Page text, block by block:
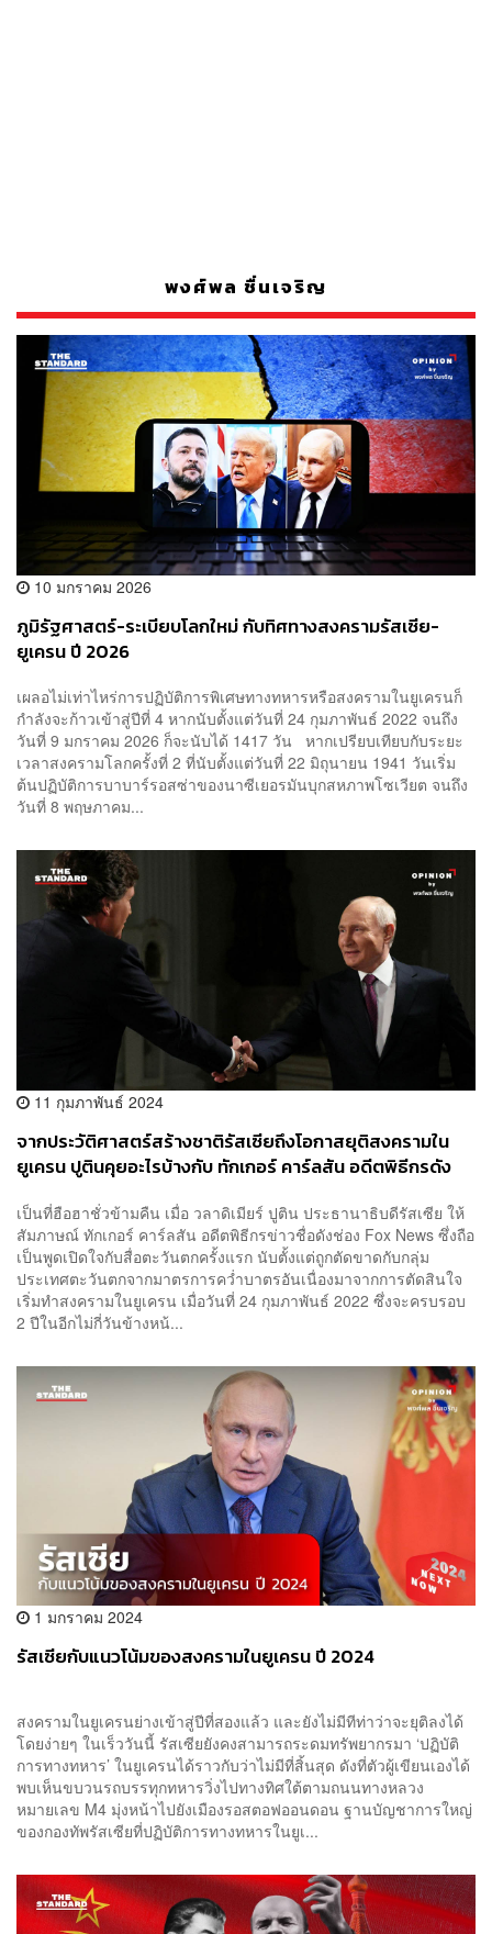
พงศ์พล ชื่นเจริญ
10 มกราคม 2026
ภูมิรัฐศาสตร์-ระเบียบโลกใหม่ กับทิศทางสงครามรัสเซีย-
ยูเครน ปี 2026
เผลอไม่เท่าไหร่การปฏิบัติการพิเศษทางทหารหรือสงครามในยูเครนก็
กำลังจะก้าวเข้าสู่ปีที่ 4 หากนับตั้งแต่วันที่ 24 กุมภาพันธ์ 2022 จนถึง
วันที่ 9 มกราคม 2026 ก็จะนับได้ 1417 วัน หากเปรียบเทียบกับระยะ
เวลาสงครามโลกครั้งที่ 2 ที่นับตั้งแต่วันที่ 22 มิถุนายน 1941 วันเริ่ม
ต้นปฏิบัติการบาบาร์รอสซ่าของนาซีเยอรมันบุกสหภาพโซเวียต จนถึง
วันที่ 8 พฤษภาคม...
11 กุมภาพันธ์ 2024
จากประวัติศาสตร์สร้างชาติรัสเซียถึงโอกาสยุติสงครามใน
ยูเครน ปูตินคุยอะไรบ้างกับ ทักเกอร์ คาร์ลสัน อดีตพิธีกรดัง
เป็นที่ฮือฮาชั่วข้ามคืน เมื่อ วลาดิเมียร์ ปูติน ประธานาธิบดีรัสเซีย ให้
สัมภาษณ์ ทักเกอร์ คาร์ลสัน อดีตพิธีกรข่าวชื่อดังช่อง Fox News ซึ่งถือ
เป็นพูดเปิดใจกับสื่อตะวันตกครั้งแรก นับตั้งแต่ถูกตัดขาดกับกลุ่ม
ประเทศตะวันตกจากมาตรการคว่ำบาตรอันเนื่องมาจากการตัดสินใจ
เริ่มทำสงครามในยูเครน เมื่อวันที่ 24 กุมภาพันธ์ 2022 ซึ่งจะครบรอบ
2 ปีในอีกไม่กี่วันข้างหน้...
1 มกราคม 2024
รัสเซียกับแนวโน้มของสงครามในยูเครน ปี 2024
สงครามในยูเครนย่างเข้าสู่ปีที่สองแล้ว และยังไม่มีทีท่าว่าจะยุติลงได้
โดยง่ายๆ ในเร็ววันนี้ รัสเซียยังคงสามารถระดมทรัพยากรมา ‘ปฏิบัติ
การทางทหาร’ ในยูเครนได้ราวกับว่าไม่มีที่สิ้นสุด ดังที่ตัวผู้เขียนเองได้
พบเห็นขบวนรถบรรทุกทหารวิ่งไปทางทิศใต้ตามถนนทางหลวง
หมายเลข M4 มุ่งหน้าไปยังเมืองรอสตอฟออนดอน ฐานบัญชาการใหญ่
ของกองทัพรัสเซียที่ปฏิบัติการทางทหารในยูเ...